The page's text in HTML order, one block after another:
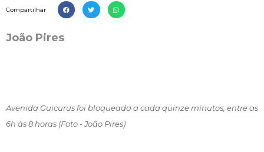
Compartilhar
João Pires
Avenida Guicurus foi bloqueada a cada quinze minutos, entre as
6h às 8 horas (Foto - João Pires)